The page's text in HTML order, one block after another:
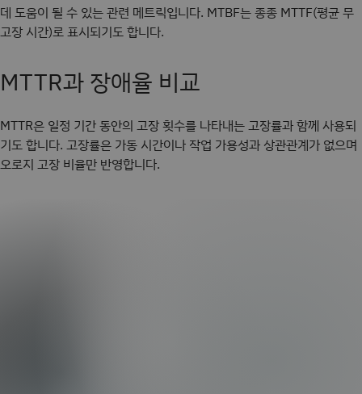
데 도움이 될 수 있는 관련 메트릭입니다. MTBF는 종종 MTTF(평균 무
고장 시간)로 표시되기도 합니다.
MTTR과 장애율 비교
MTTR은 일정 기간 동안의 고장 횟수를 나타내는 고장률과 함께 사용되
기도 합니다. 고장률은 가동 시간이나 작업 가용성과 상관관계가 없으며
오로지 고장 비율만 반영합니다.